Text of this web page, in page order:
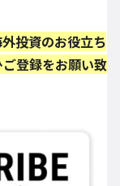
投資のお役立ち
登録をお願い致